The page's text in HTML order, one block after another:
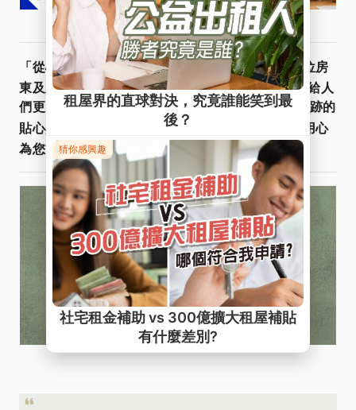
「從心出發．用心服務」星鴻租管
真誠傾聽每一位房
東及房客的聲音，因為我們深信好的住宅環境能帶給人
們更多的幸福感，服務不是SOP，而是對您不著痕跡的
貼心與用心
Line@ 諮詢更多資訊，星鴻用心
為您管好宅，找好宅！